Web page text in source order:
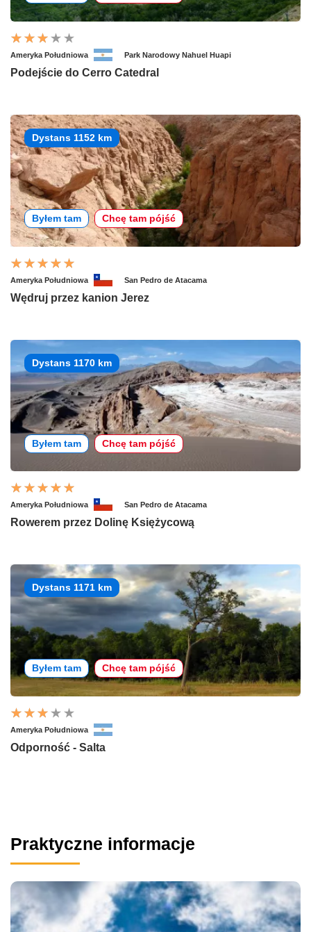
Ameryka Południowa Park Narodowy Nahuel Huapi
Podejście do Cerro Catedral
Dystans 1152 km
Byłem tam Chcę tam pójść
Ameryka Południowa San Pedro de Atacama
Wędruj przez kanion Jerez
Dystans 1170 km
Byłem tam Chcę tam pójść
Ameryka Południowa San Pedro de Atacama
Rowerem przez Dolinę Księżycową
Dystans 1171 km
Byłem tam Chcę tam pójść
Ameryka Południowa
Odporność - Salta
Praktyczne informacje